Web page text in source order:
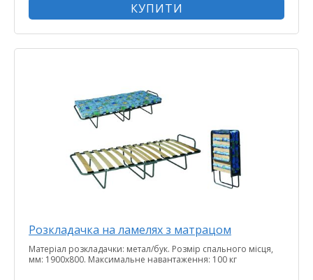
КУПИТИ
Розкладачка на ламелях з матрацом
Матеріал розкладачки: метал/бук. Розмір спального місця,
мм: 1900х800. Максимальне навантаження: 100 кг